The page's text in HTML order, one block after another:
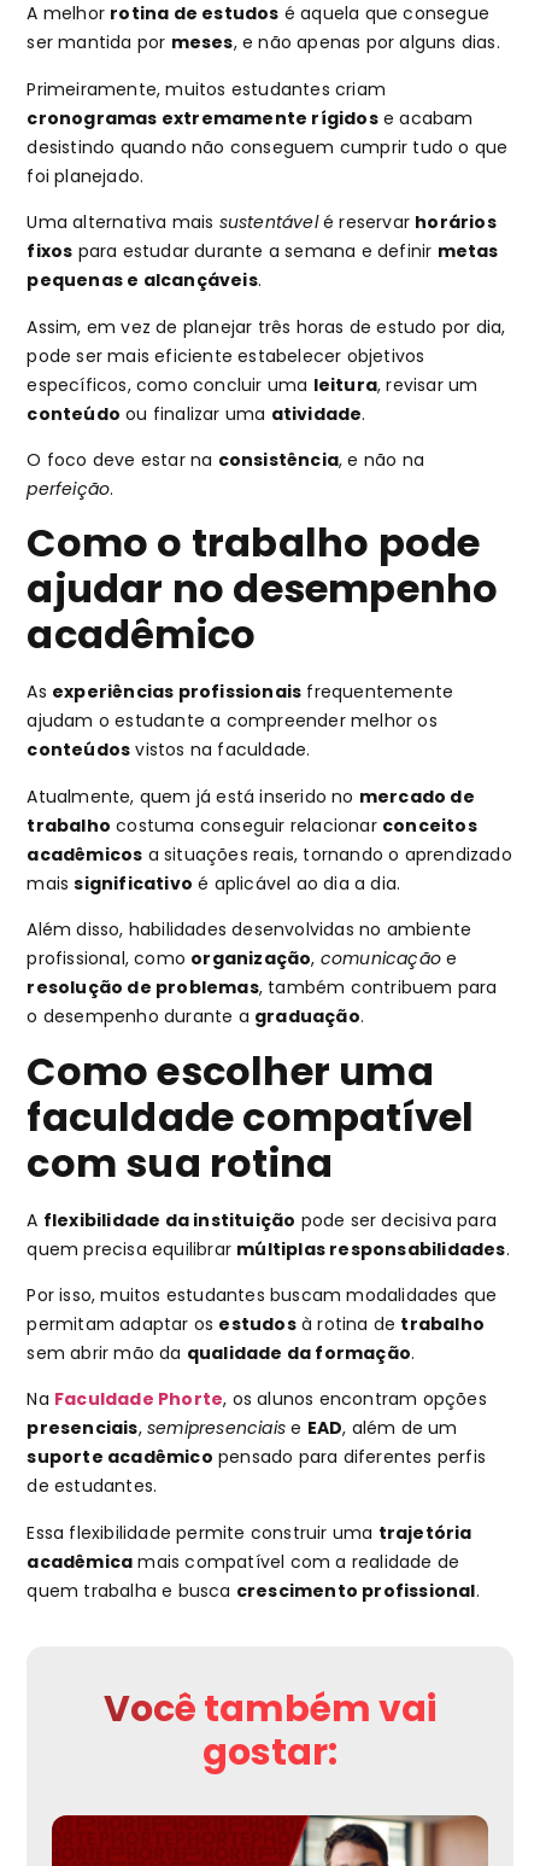
A melhor rotina de estudos é aquela que consegue
ser mantida por meses, e não apenas por alguns dias.
Primeiramente, muitos estudantes criam
cronogramas extremamente rígidose acabam
desistindo quando não conseguem cumprir tudo o que
foi planejado.
Uma alternativa mais sustentávelé reservar horários
fixos para estudar durante a semana e definir metas
pequenas e alcançáveis.
Assim, em vez de planejar três horas de estudo por dia,
pode ser mais eficiente estabelecer objetivos
específicos, como concluir uma leitura, revisar um
conteúdo ou finalizar uma atividade.
O foco deve estar na consistência, e não na
perfeição.
Como o trabalho pode
ajudar no desempenho
acadêmico
As experiências profissionais frequentemente
ajudam o estudante a compreender melhor os
conteúdos vistos na faculdade.
Atualmente, quem já está inserido no mercado de
trabalho costuma conseguir relacionar conceitos
acadêmicos a situações reais, tornando o aprendizado
maissignificativo é aplicável ao dia a dia.
Além disso, habilidades desenvolvidas no ambiente
profissional, como organização, comunicação e
resolução de problemas, também contribuem para
o desempenho durante a graduação.
Como escolher uma
faculdade compatível
com sua rotina
A flexibilidade da instituição pode ser decisiva para
quem precisa equilibrar múltiplas responsabilidades.
Por isso, muitos estudantes buscam modalidades que
permitam adaptar os estudosà rotina de trabalho
sem abrir mão da qualidade da formação.
Na Faculdade Phorte, os alunos encontram opções
presenciais,semipresenciais e EAD, além de um
suporte acadêmico pensado para diferentes perfis
de estudantes.
Essa flexibilidade permite construir uma trajetória
acadêmica mais compatível com a realidade de
quem trabalha e busca crescimento profissional.
Você também vai
gostar: